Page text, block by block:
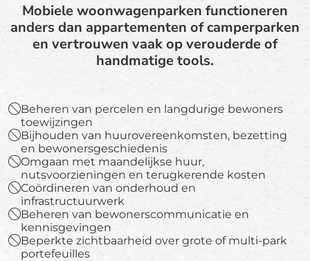
Mobiele woonwagenparken functioneren
anders dan appartementen of camperparken
en vertrouwen vaak op verouderde of
handmatige tools.
Beheren van percelen en langdurige bewoners
toewijzingen
Bijhouden van huurovereenkomsten, bezetting
en bewonersgeschiedenis
Omgaan met maandelijkse huur,
nutsvoorzieningen en terugkerende kosten
Coördineren van onderhoud en
infrastructuurwerk
Beheren van bewonerscommunicatie en
kennisgevingen
Beperkte zichtbaarheid over grote of multi-park
portefeuilles